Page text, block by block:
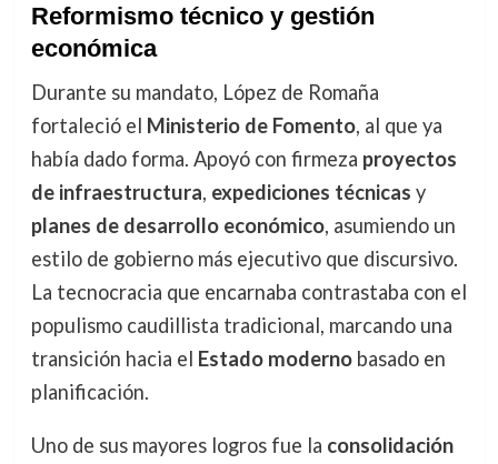
Reformismo técnico y gestión
económica
Durante su mandato, López de Romaña
fortaleció el Ministerio de Fomento, al que ya
había dado forma. Apoyó con firmeza proyectos
de infraestructura, expediciones técnicas y
planes de desarrollo económico, asumiendo un
estilo de gobierno más ejecutivo que discursivo.
La tecnocracia que encarnaba contrastaba con el
populismo caudillista tradicional, marcando una
transición hacia el Estado modernobasado en
planificación.
Uno de sus mayores logros fue la consolidación